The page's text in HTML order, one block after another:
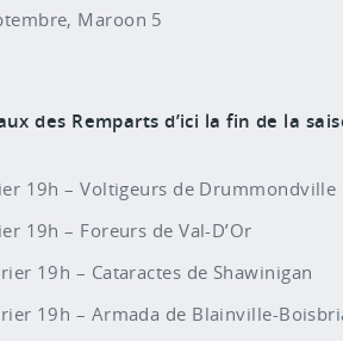
Maroon 5
des Remparts d’ici la fin de la
19h – Voltigeurs de Drummondville
19h – Foreurs de Val-D’Or
19h – Cataractes de Shawinigan
19h – Armada de Blainville-